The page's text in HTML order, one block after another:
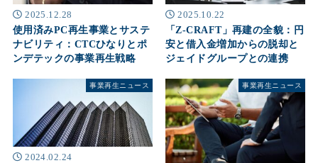
2025.12.28
使用済みPC再生事業とサステ
ナビリティ：CTCひなりとポ
ンデテックの事業再生戦略
2025.10.22
「Z-CRAFT」再建の全貌：円
安と借入金増加からの脱却と
ジェイドグループとの連携
事業再生ニュース
2024.02.24
事業再生ニュース